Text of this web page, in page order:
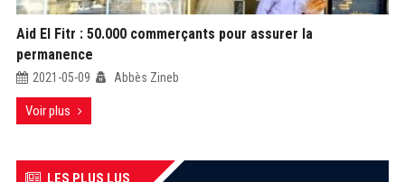
Aid El Fitr : 50.000 commerçants pour assurer la
permanence
2021-05-09 Abbès Zineb
Voir plus
LES PLUS LUS